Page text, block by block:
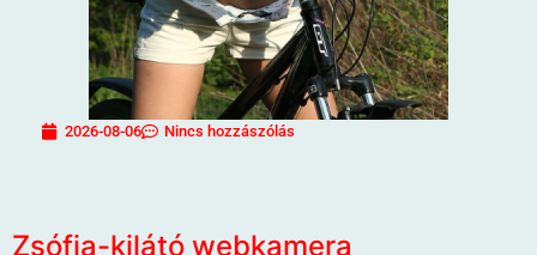
2026-08-06 Nincs hozzászólás
Zsófia-kilátó webkamera